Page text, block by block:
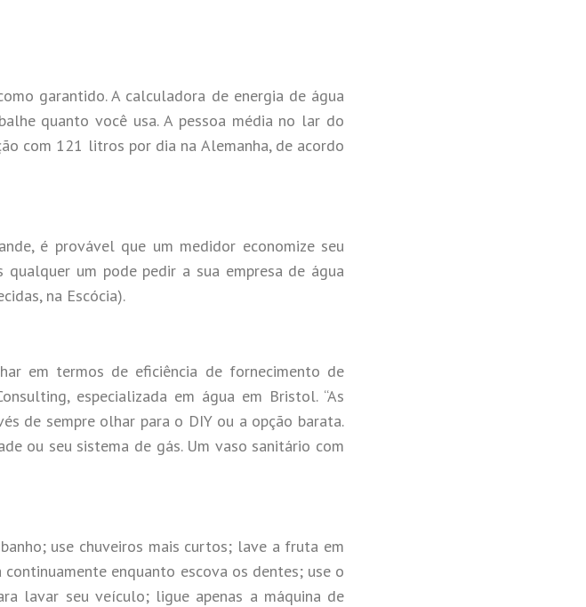
garantido. A calculadora de energia de água
quanto você usa. A pessoa média no lar do
com 121 litros por dia na Alemanha, de acordo
é provável que um medidor economize seu
qualquer um pode pedir a sua empresa de água
na Escócia).
em termos de eficiência de fornecimento de
especializada em água em Bristol. “As
de sempre olhar para o DIY ou a opção barata.
ou seu sistema de gás. Um vaso sanitário com
use chuveiros mais curtos; lave a fruta em
enquanto escova os dentes; use o
lavar seu veículo; ligue apenas a máquina de